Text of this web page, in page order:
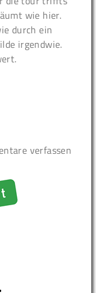
wie hier.
durch ein
irgendwie.
verfassen